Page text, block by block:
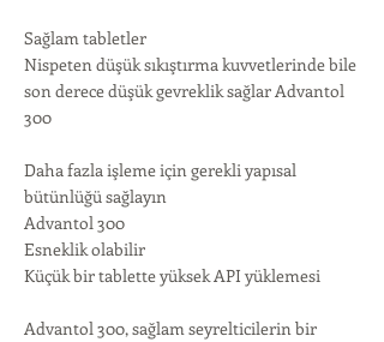
Sağlam tabletler
Nispeten düşük sıkıştırma kuvvetlerinde bile
son derece düşük gevreklik sağlar Advantol
300
Daha fazla işleme için gerekli yapısal
bütünlüğü sağlayın
Advantol 300
Esneklik olabilir
Küçük bir tablette yüksek API yüklemesi
Advantol 300, sağlam seyrelticilerin bir